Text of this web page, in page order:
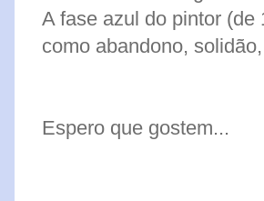
A fase azul do pintor
como abandono,
Espero que gostem...